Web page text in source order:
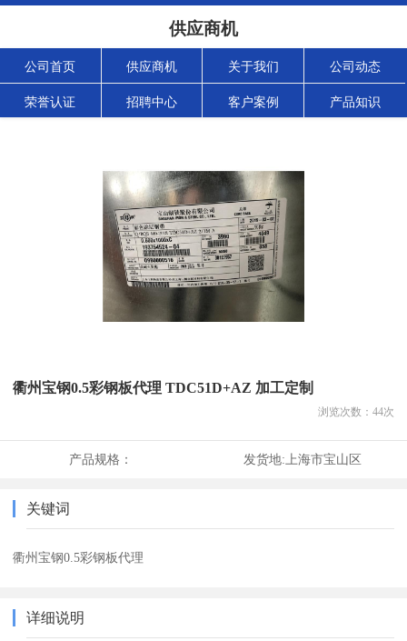
供应商机
公司首页 供应商机 关于我们 公司动态
荣誉认证 招聘中心 客户案例 产品知识
衢州宝钢0.5彩钢板代理 TDC51D+AZ 加工定制
浏览次数： 44次
产品规格： 发货地: 上海市宝山区
关键词
衢州宝钢0.5彩钢板代理
详细说明